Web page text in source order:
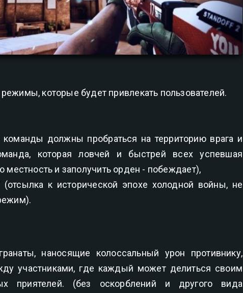
которые будет привлекать пользователей.
команды должны пробраться на территорию врага и
которая ловчей и быстрей всех успевшая
местность и заполучить орден - побеждает),
(отсылка к исторической эпохе холодной войны, не
наносящие колоссальный урон противнику,
участниками, где каждый может делиться своим
приятелей. (без оскорблений и другого вида